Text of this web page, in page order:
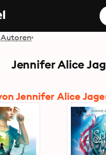
Autoren
Jennifer Alice
Jennifer Alice